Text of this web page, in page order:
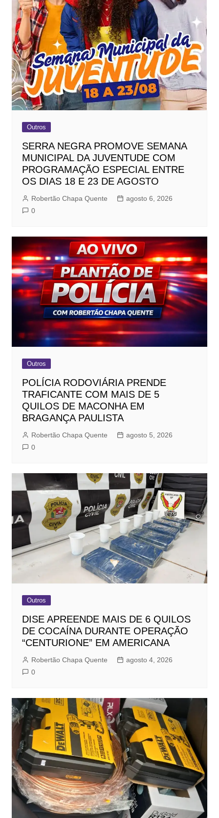
Outros
SERRA NEGRA PROMOVE SEMANA
MUNICIPAL DA JUVENTUDE COM
PROGRAMAÇÃO ESPECIAL ENTRE
OS DIAS 18 E 23 DE AGOSTO
Robertão Chapa Quente
agosto 6, 2026
0
Outros
POLÍCIA RODOVIÁRIA PRENDE
TRAFICANTE COM MAIS DE 5
QUILOS DE MACONHA EM
BRAGANÇA PAULISTA
Robertão Chapa Quente
agosto 5, 2026
0
Outros
DISE APREENDE MAIS DE 6 QUILOS
DE COCAÍNA DURANTE OPERAÇÃO
“CENTURIONE” EM AMERICANA
Robertão Chapa Quente
agosto 4, 2026
0